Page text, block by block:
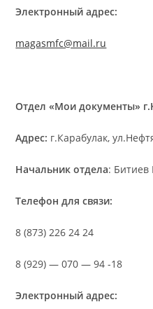
Электронный адреc:
magasmfc@mail.ru
Отдел «Мои документы»
Адрес: г.Карабулак,
Начальник отдела: Битиев
Телефон для связи:
8 (873) 226 24 24
8 (929) — 070 — 94 -18
Электронный адрес: